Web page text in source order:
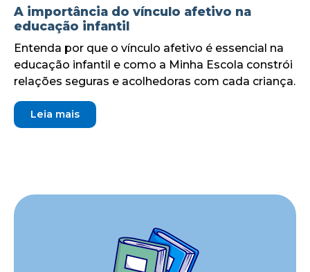
A importância do vínculo afetivo na
educação infantil
Entenda por que o vínculo afetivo é essencial na
educação infantil e como a Minha Escola constrói
relações seguras e acolhedoras com cada criança.
Leia mais